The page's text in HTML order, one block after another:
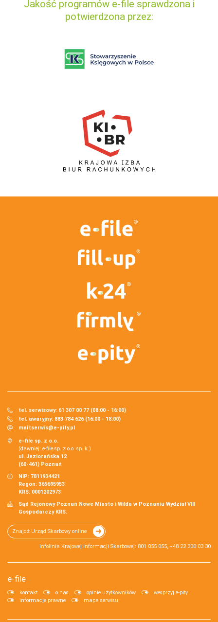
Jakość programów e-file sprawdzona i
potwierdzona przez:
tel. serwisowy: 61 307 00 77 (08:00 - 16:00)
tel. awaryjny: 883 784 626 (16:00 - 18:00)
mail:serwis@e-pity.pl
e-file sp. z o.o.
(dawniej: e-file sp. z o.o. sp. k.)
ul. Jeziorańska 12
(60-461) Poznań
NIP: 7811934421
Regon: 365695953
KRS: 0001202973
Sąd Rejonowy Poznań Nowe Miasto i Wilda w Poznaniu Wydział VIII
Gospodarczy KRS.
Znajdź Urząd Skarbowy online
Infolinia Krajowej Informacji Skarbowej: 801 055 055, +48 22 330 03 30
e-file
kontakt o nas opinie użytkowników
wesprzyj e-pity
informacje prawne
mapa serwisu